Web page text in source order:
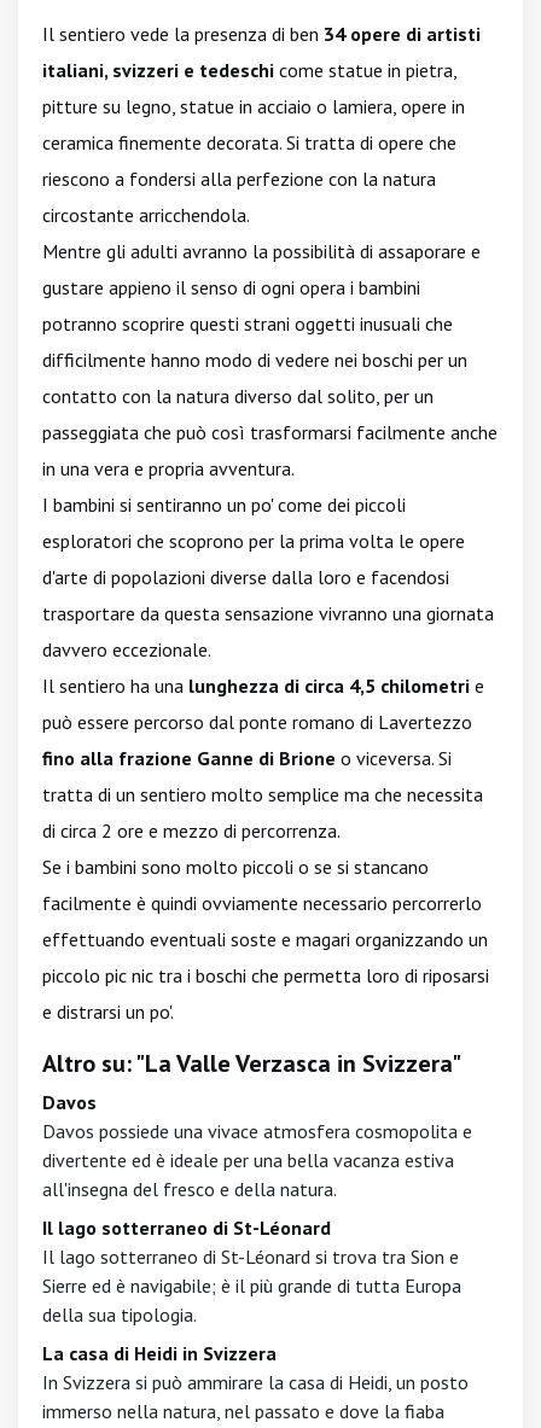
Il sentiero vede la presenza di ben 34 opere di artisti
italiani, svizzeri e tedeschi come statue in pietra,
pitture su legno, statue in acciaio o lamiera, opere in
ceramica finemente decorata. Si tratta di opere che
riescono a fondersi alla perfezione con la natura
circostante arricchendola.
Mentre gli adulti avranno la possibilità di assaporare e
gustare appieno il senso di ogni opera i bambini
potranno scoprire questi strani oggetti inusuali che
difficilmente hanno modo di vedere nei boschi per un
contatto con la natura diverso dal solito, per un
passeggiata che può così trasformarsi facilmente anche
in una vera e propria avventura.
I bambini si sentiranno un po' come dei piccoli
esploratori che scoprono per la prima volta le opere
d'arte di popolazioni diverse dalla loro e facendosi
trasportare da questa sensazione vivranno una giornata
davvero eccezionale.
Il sentiero ha una lunghezza di circa 4,5 chilometri e
può essere percorso dal ponte romano di Lavertezzo
fino alla frazione Ganne di Brione o viceversa. Si
tratta di un sentiero molto semplice ma che necessita
di circa 2 ore e mezzo di percorrenza.
Se i bambini sono molto piccoli o se si stancano
facilmente è quindi ovviamente necessario percorrerlo
effettuando eventuali soste e magari organizzando un
piccolo pic nic tra i boschi che permetta loro di riposarsi
e distrarsi un po'.
Altro su: "La Valle Verzasca in Svizzera"
Davos
Davos possiede una vivace atmosfera cosmopolita e
divertente ed è ideale per una bella vacanza estiva
all'insegna del fresco e della natura.
Il lago sotterraneo di St-Léonard
Il lago sotterraneo di St-Léonard si trova tra Sion e
Sierre ed è navigabile; è il più grande di tutta Europa
della sua tipologia.
La casa di Heidi in Svizzera
In Svizzera si può ammirare la casa di Heidi, un posto
immerso nella natura, nel passato e dove la fiaba